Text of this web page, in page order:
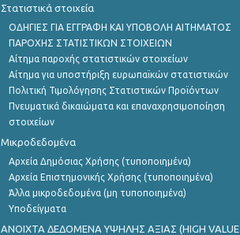
Στατιστικά στοιχεία
ΟΔΗΓΙΕΣ ΓΙΑ ΕΓΓΡΑΦΗ ΚΑΙ ΥΠΟΒΟΛΗ ΑΙΤΗΜΑΤΟΣ
ΠΑΡΟΧΗΣ ΣΤΑΤΙΣΤΙΚΩΝ ΣΤΟΙΧΕΙΩΝ
Αίτημα παροχής στατιστικών στοιχείων
Αίτημα για υποστήριξη ευρωπαϊκών στατιστικών
Πολιτική Τιμολόγησης Στατιστικών Προϊόντων
Πνευματικά δικαιώματα και επαναχρησιμοποίηση
στοιχείων
Μικροδεδομένα
Αρχεία Δημόσιας Χρήσης (τυποποιημένα)
Αρχεία Επιστημονικής Χρήσης (τυποποιημένα)
Άλλα μικροδεδομένα (μη τυποποιημένα)
Υποδείγματα
ANOIXTA ΔΕΔΟΜΕΝΑ ΥΨΗΛΗΣ ΑΞΙΑΣ (HIGH VALUE